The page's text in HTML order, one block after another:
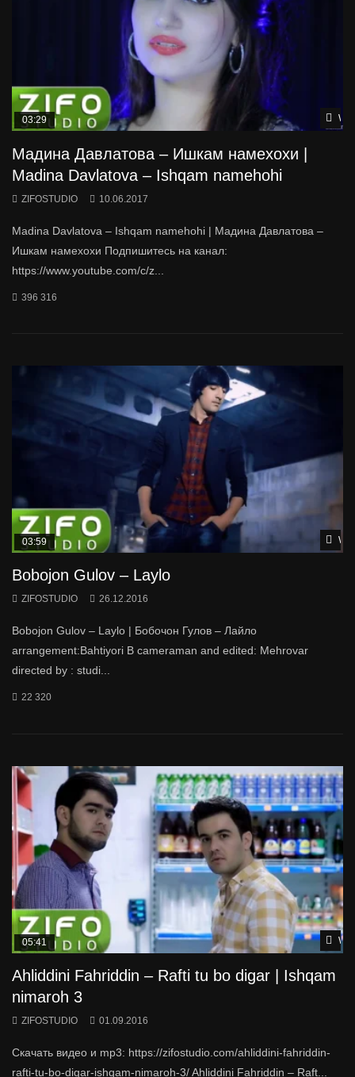
03:29
Мадина Давлатова – Ишкам намехохи |
Madina Davlatova – Ishqam namehohi
ZIFOSTUDIO 10.06.2017
Madina Davlatova – Ishqam namehohi | Мадина Давлатова –
Ишкам намехохи Подпишитесь на канал:
https://www.youtube.com/c/z...
396 316
03:59
Bobojon Gulov – Laylo
ZIFOSTUDIO 26.12.2016
Bobojon Gulov – Laylo | Бобочон Гулов – Лайло
arrangement:Bahtiyori B cameraman and edited: Mehrovar
directed by : studi...
22 320
05:41
Ahliddini Fahriddin – Rafti tu bo digar | Ishqam
nimaroh 3
ZIFOSTUDIO 01.09.2016
Скачать видео и mp3: https://zifostudio.com/ahliddini-fahriddin-
rafti-tu-bo-digar-ishqam-nimaroh-3/ Ahliddini Fahriddin – Raft...